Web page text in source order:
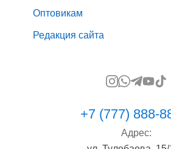
Оптовикам
Редакция сайта
+7 (777) 888-
Адрес: